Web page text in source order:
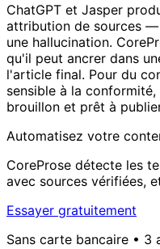
ChatGPT et Jasper
attribution de sources
une hallucination.
qu'il peut ancrer dans
l'article final. Pour du
sensible à la
brouillon et prêt à
Automatisez votre
CoreProse détecte les
avec sources vérifiées,
Essayer gratuitement
Sans carte bancaire •